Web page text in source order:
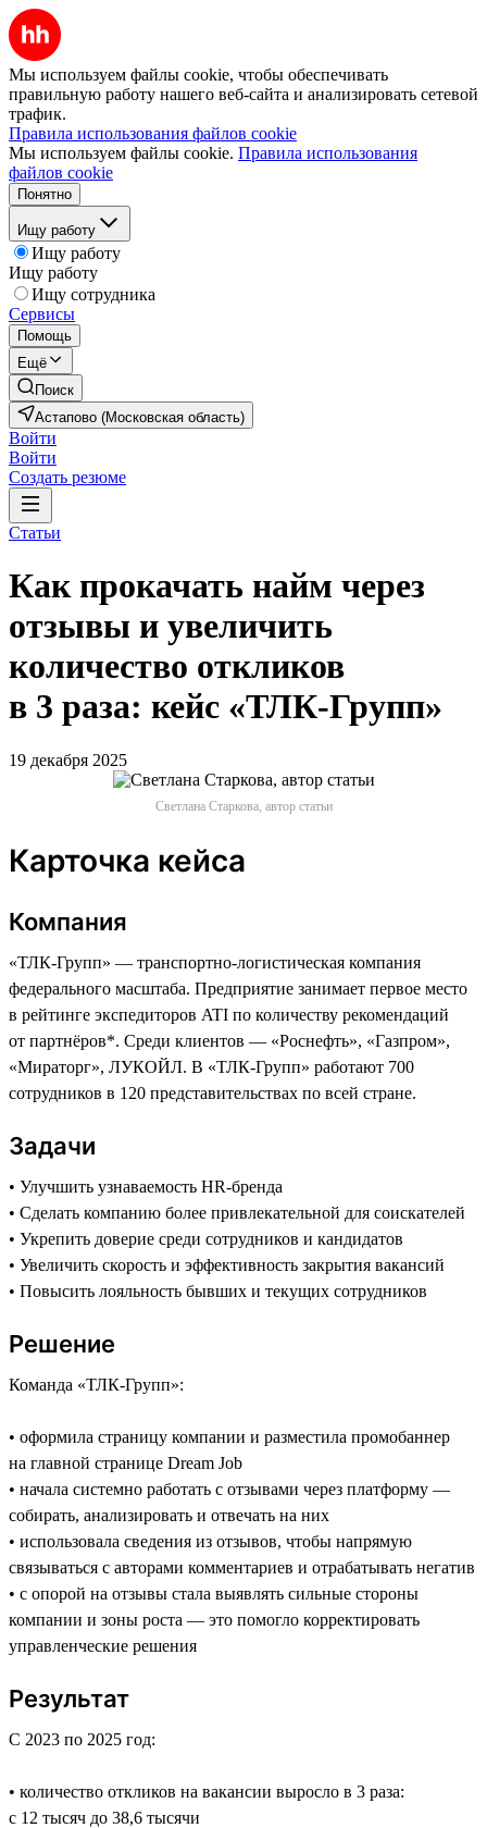
Мы используем файлы cookie, чтобы обеспечивать
правильную работу нашего веб-сайта и анализировать сетевой
трафик.
Правила использования файлов cookie
Мы используем файлы cookie. Правила использования
файлов cookie
Понятно
Ищу работу
Ищу работу
Ищу работу
Ищу сотрудника
Сервисы
Помощь
Ещё
Поиск
Астапово (Московская область)
Войти
Войти
Создать резюме
Статьи
Как прокачать найм через
отзывы и увеличить
количество откликов
в 3 раза: кейс «ТЛК-Групп»
19 декабря 2025
Светлана Старкова, автор статьи
Карточка кейса
Компания
«ТЛК-Групп» — транспортно-логистическая компания
федерального масштаба. Предприятие занимает первое место
в рейтинге экспедиторов ATI по количеству рекомендаций
от партнёров*. Среди клиентов — «Роснефть», «Газпром»,
«Мираторг», ЛУКОЙЛ. В «ТЛК-Групп» работают 700
сотрудников в 120 представительствах по всей стране.
Задачи
• Улучшить узнаваемость HR-бренда
• Сделать компанию более привлекательной для соискателей
• Укрепить доверие среди сотрудников и кандидатов
• Увеличить скорость и эффективность закрытия вакансий
• Повысить лояльность бывших и текущих сотрудников
Решение
Команда «ТЛК-Групп»:
• оформила страницу компании и разместила промобаннер
на главной странице Dream Job
• начала системно работать с отзывами через платформу —
собирать, анализировать и отвечать на них
• использовала сведения из отзывов, чтобы напрямую
связываться с авторами комментариев и отрабатывать негатив
• с опорой на отзывы стала выявлять сильные стороны
компании и зоны роста — это помогло корректировать
управленческие решения
Результат
С 2023 по 2025 год:
• количество откликов на вакансии выросло в 3 раза:
с 12 тысяч до 38,6 тысячи